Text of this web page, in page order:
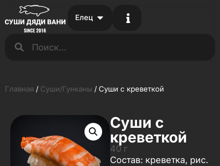
Елец
Главная / Суши/Гунканы / Суши с креветкой
Суши с
креветкой
40 г
Состав: креветка, рис.